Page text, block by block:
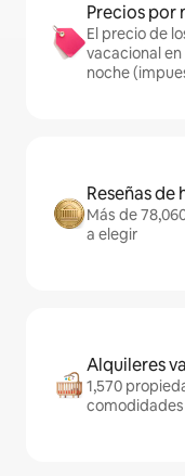
Precios por
El precio de
vacacional
noche
Reseñas
Más de
a elegir
Alquileres
1,570